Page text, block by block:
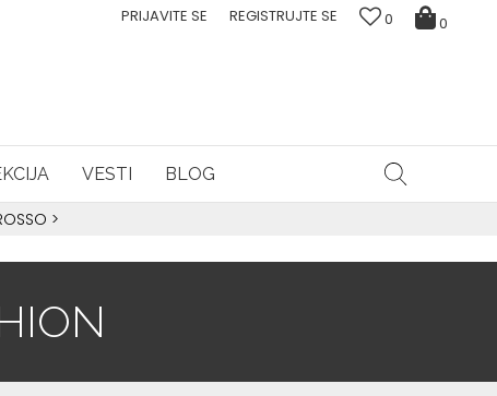
0
0
PRIJAVITE SE REGISTRUJTE SE
VESTI BLOG
>